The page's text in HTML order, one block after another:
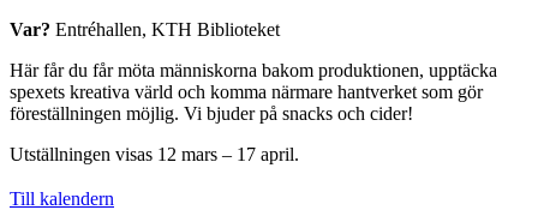
Var? Entréhallen, KTH Biblioteket
Här får du får möta människorna bakom produktionen, upptäcka
spexets kreativa värld och komma närmare hantverket som gör
föreställningen möjlig. Vi bjuder på snacks och cider!
Utställningen visas 12 mars – 17 april.
Till kalendern